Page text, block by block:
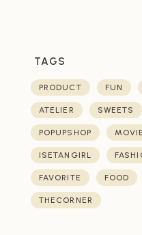
TAGS
PRODUCT FUN
ATELIER SWEETS
POPUPSHOP MOVIE
ISETANGIRL
FAVORITE FOOD
THECORNER